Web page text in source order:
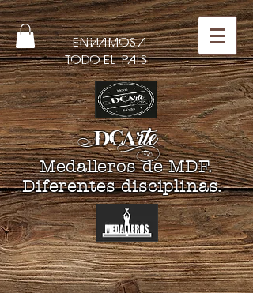
ENVIAMOS A
TODO EL PAIS
DCArte
Medalleros de MDF.
Diferentes disciplinas.